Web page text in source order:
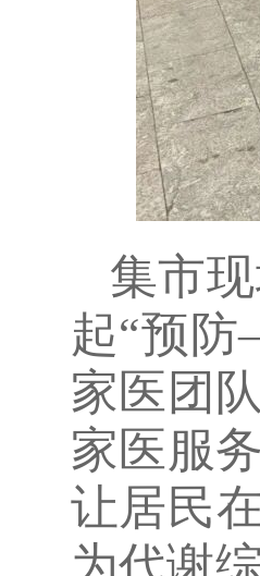
集市
起“预
家医团
家医服
让居民
为代谢